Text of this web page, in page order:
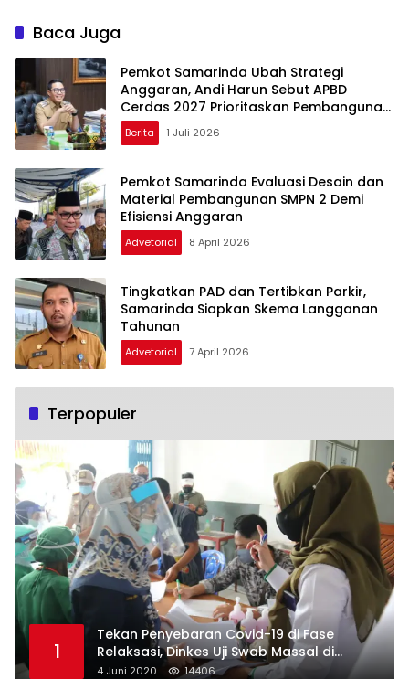
Baca Juga
Pemkot Samarinda Ubah Strategi
Anggaran, Andi Harun Sebut APBD
Cerdas 2027 Prioritaskan Pembangunan
dan Pelayanan Publik
Berita 1 Juli 2026
Pemkot Samarinda Evaluasi Desain dan
Material Pembangunan SMPN 2 Demi
Efisiensi Anggaran
Advetorial 8 April 2026
Tingkatkan PAD dan Tertibkan Parkir,
Samarinda Siapkan Skema Langganan
Tahunan
Advetorial 7 April 2026
Terpopuler
1
Tekan Penyebaran Covid-19 di Fase
Relaksasi, Dinkes Uji Swab Massal di
Pelabuhan Samarinda
4 Juni 2020 14406